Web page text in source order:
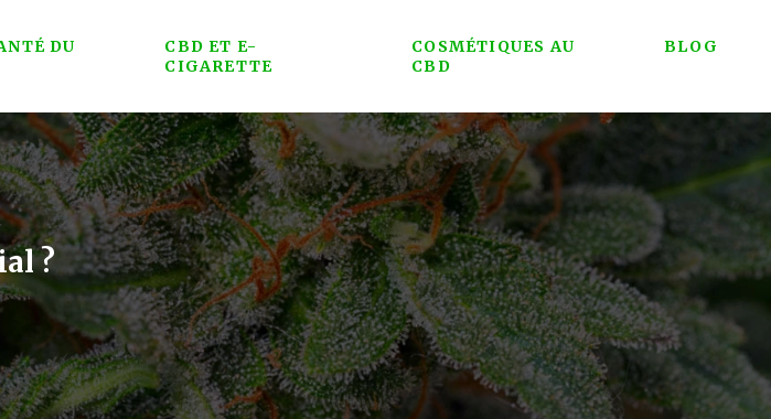
DU
CBD ET E-
CIGARETTE
COSMÉTIQUES AU
CBD
BLOG
?